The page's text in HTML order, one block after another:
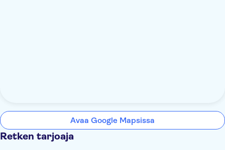
Avaa Google Mapsissa
Retken tarjoaja